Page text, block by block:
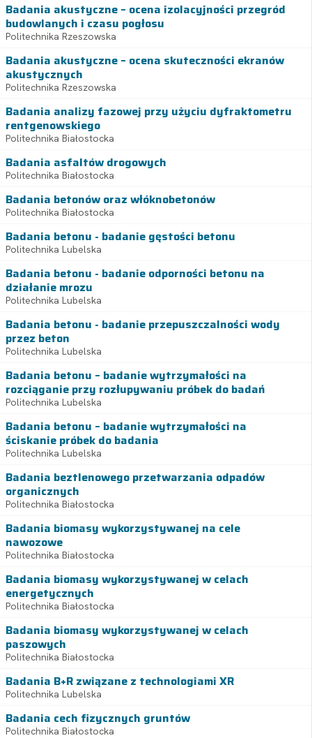
Badania akustyczne – ocena izolacyjności przegród
budowlanych i czasu pogłosu
Politechnika Rzeszowska
Badania akustyczne – ocena skuteczności ekranów
akustycznych
Politechnika Rzeszowska
Badania analizy fazowej przy użyciu dyfraktometru
rentgenowskiego
Politechnika Białostocka
Badania asfaltów drogowych
Politechnika Białostocka
Badania betonów oraz włóknobetonów
Politechnika Białostocka
Badania betonu - badanie gęstości betonu
Politechnika Lubelska
Badania betonu - badanie odporności betonu na
działanie mrozu
Politechnika Lubelska
Badania betonu - badanie przepuszczalności wody
przez beton
Politechnika Lubelska
Badania betonu – badanie wytrzymałości na
rozciąganie przy rozłupywaniu próbek do badań
Politechnika Lubelska
Badania betonu – badanie wytrzymałości na
ściskanie próbek do badania
Politechnika Lubelska
Badania beztlenowego przetwarzania odpadów
organicznych
Politechnika Białostocka
Badania biomasy wykorzystywanej na cele
nawozowe
Politechnika Białostocka
Badania biomasy wykorzystywanej w celach
energetycznych
Politechnika Białostocka
Badania biomasy wykorzystywanej w celach
paszowych
Politechnika Białostocka
Badania B+R związane z technologiami XR
Politechnika Lubelska
Badania cech fizycznych gruntów
Politechnika Białostocka